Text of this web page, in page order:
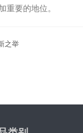
重要的地位。
之举